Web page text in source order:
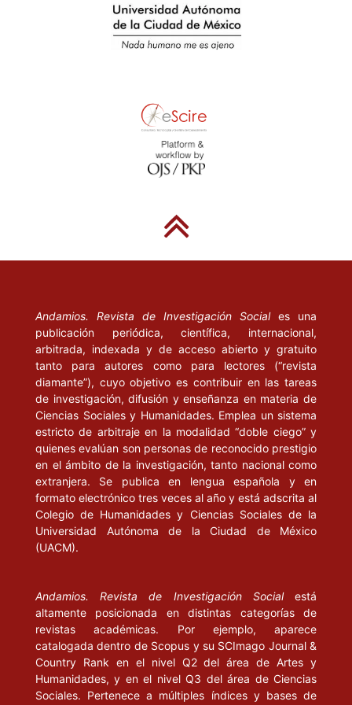
YOUNG, I. M. (2000), La justicia y la política de la diferencia.
Andamios. Revista de Investigación Social es una
publicación periódica, científica, internacional,
arbitrada, indexada y de acceso abierto y gratuito
tanto para autores como para lectores (“revista
diamante”), cuyo objetivo es contribuir en las tareas
de investigación, difusión y enseñanza en materia de
Ciencias Sociales y Humanidades. Emplea un sistema
estricto de arbitraje en la modalidad “doble ciego” y
quienes evalúan son personas de reconocido prestigio
en el ámbito de la investigación, tanto nacional como
extranjera. Se publica en lengua española y en
formato electrónico tres veces al año y está adscrita al
Colegio de Humanidades y Ciencias Sociales de la
Universidad Autónoma de la Ciudad de México
(UACM).
Andamios. Revista de Investigación Socialestá
altamente posicionada en distintas categorías de
revistas académicas. Por ejemplo, aparece
catalogada dentro de Scopus y su SCImago Journal &
Country Rank en el nivel Q2 del área de Artes y
Humanidades, y en el nivel Q3 del área de Ciencias
Sociales. Pertenece a múltiples índices y bases de